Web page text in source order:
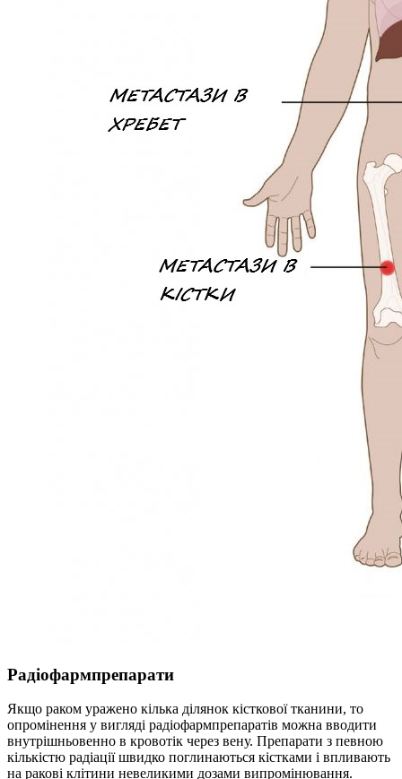
Радіофармпрепарати
Якщо раком уражено кілька ділянок кісткової тканини, то
опромінення у вигляді радіофармпрепаратів можна вводити
внутрішньовенно в кровотік через вену. Препарати з певною
кількістю радіації швидко поглинаються кістками і впливають
на ракові клітини невеликими дозами випромінювання.